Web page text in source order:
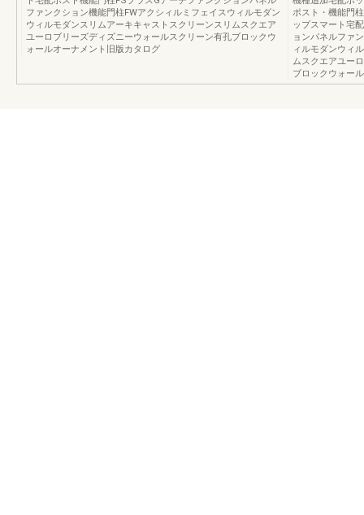
ファンクション機能門柱FWアクシィルミフェイスウィルモダン
ウィルモダンスリムアーキキャストスクリーンスリムスクエア
ユーロブリーズディズニーウォールスクリーン有孔ブロックウ
ォールオーナメント旧版カタログ
ポスト・機能門
ップスマート宅
ョンパネルファ
ィルモダンウィ
ムスクエアユー
ブロックウォー